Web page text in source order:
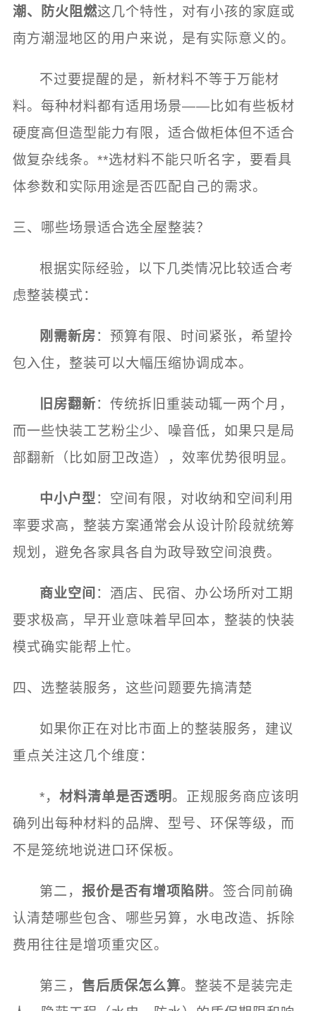
潮、防火阻燃这几个特性，对有小孩的家庭或
南方潮湿地区的用户来说，是有实际意义的。
不过要提醒的是，新材料不等于万能材
料。每种材料都有适用场景——比如有些板材
硬度高但造型能力有限，适合做柜体但不适合
做复杂线条。**选材料不能只听名字，要看具
体参数和实际用途是否匹配自己的需求。
三、哪些场景适合选全屋整装？
根据实际经验，以下几类情况比较适合考
虑整装模式：
刚需新房：预算有限、时间紧张，希望拎
包入住，整装可以大幅压缩协调成本。
旧房翻新：传统拆旧重装动辄一两个月，
而一些快装工艺粉尘少、噪音低，如果只是局
部翻新（比如厨卫改造），效率优势很明显。
中小户型 ：空间有限，对收纳和空间利用
率要求高，整装方案通常会从设计阶段就统筹
规划，避免各家具各自为政导致空间浪费。
商业空间 ：酒店、民宿、办公场所对工期
要求极高，早开业意味着早回本，整装的快装
模式确实能帮上忙。
四、选整装服务，这些问题要先搞清楚
如果你正在对比市面上的整装服务，建议
重点关注这几个维度：
*，材料清单是否透明。正规服务商应该明
确列出每种材料的品牌、型号、环保等级，而
不是笼统地说进口环保板。
第二，报价是否有增项陷阱。签合同前确
认清楚哪些包含、哪些另算，水电改造、拆除
费用往往是增项重灾区。
第三，售后质保怎么算。整装不是装完走